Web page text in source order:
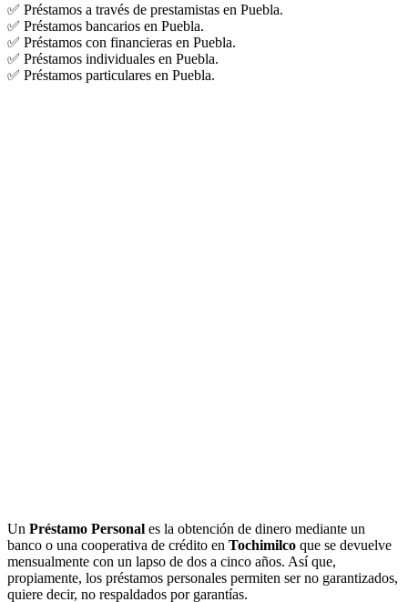
✅ Préstamos a través de prestamistas en Puebla.
✅ Préstamos bancarios en Puebla.
✅ Préstamos con financieras en Puebla.
✅ Préstamos individuales en Puebla.
✅ Préstamos particulares en Puebla.
Un Préstamo Personal es la obtención de dinero mediante un
banco o una cooperativa de crédito en Tochimilco que se devuelve
mensualmente con un lapso de dos a cinco años. Así que,
propiamente, los préstamos personales permiten ser no garantizados,
quiere decir, no respaldados por garantías.